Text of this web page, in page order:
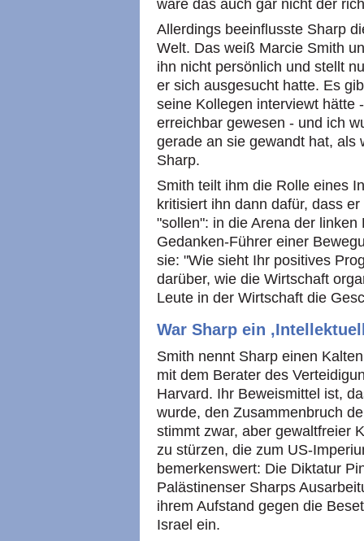
wäre das auch gar nicht der
Allerdings beeinflusste Sharp
Welt. Das weiß Marcie Smith
ihn nicht persönlich und stellt
er sich ausgesucht hatte. Es
seine Kollegen interviewt hätte
erreichbar gewesen - und ich
gerade an sie gewandt hat, als
Sharp.
Smith teilt ihm die Rolle eines
kritisiert ihn dann dafür, dass
"sollen": in die Arena der
Gedanken-Führer einer
sie: "Wie sieht Ihr positives
darüber, wie die Wirtschaft
Leute in der Wirtschaft die
War Sharp ein
Smith nennt Sharp einen
mit dem Berater des
Harvard. Ihr Beweismittel ist,
wurde, den Zusammenbruch
stimmt zwar, aber gewaltfreier
zu stürzen, die zum US-
bemerkenswert: Die Diktatur
Palästinenser Sharps
ihrem Aufstand gegen die
Israel ein.